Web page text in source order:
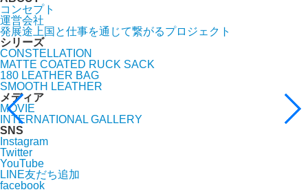
コンセプト
運営会社
発展途上国と仕事を通じて繋がるプロジェクト
シリーズ
CONSTELLATION
MATTE COATED RUCK SACK
180 LEATHER BAG
SMOOTH LEATHER
メディア
MOVIE
INTERNATIONAL GALLERY
SNS
Instagram
Twitter
YouTube
LINE友だち追加
facebook